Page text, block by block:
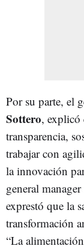
Por su parte, el
Sottero, explicó
transparencia,
trabajar con
la innovación
general
exprestó que la
transformación
“La